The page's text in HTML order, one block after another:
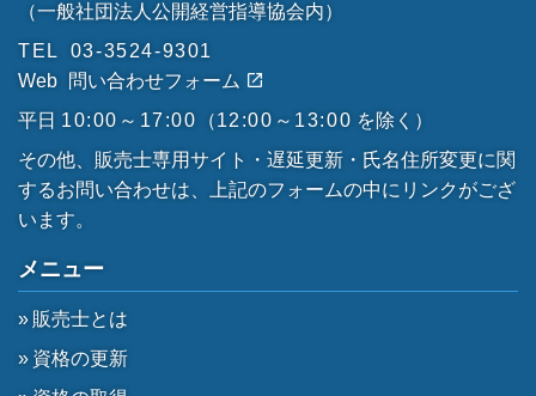
（一般社団法人公開経営指導協会内）
TEL
03-3524-9301
Web
問い合わせフォーム
平日 10:00～17:00 （12:00～13:00 を除く）
その他、販売士専用サイト・遅延更新・氏名住所変更に関
するお問い合わせは、上記のフォームの中にリンクがござ
います。
メニュー
販売士とは
資格の更新